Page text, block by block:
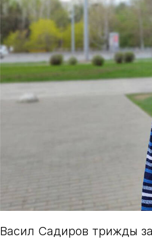
Васил Садиров трижды